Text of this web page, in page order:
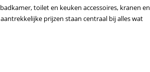
toilet en keuken accessoires, kranen en
prijzen staan centraal bij alles wat